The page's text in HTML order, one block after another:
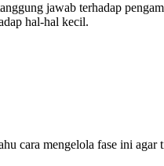
jawab terhadap
hal-hal kecil.
cara mengelola fase ini